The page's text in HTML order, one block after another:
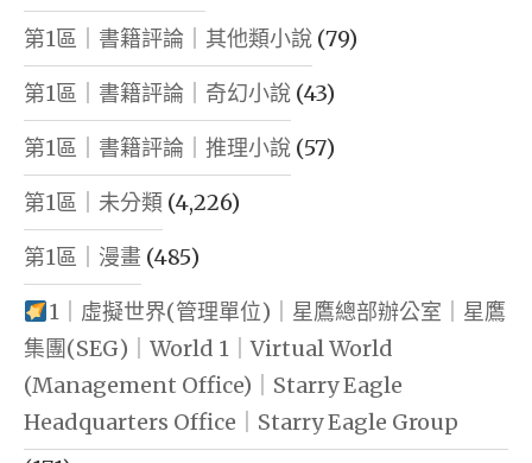
第1區｜書籍評論｜其他類小說 (79)
第1區｜書籍評論｜奇幻小說 (43)
第1區｜書籍評論｜推理小說 (57)
第1區｜未分類 (4,226)
第1區｜漫畫 (485)
1｜虛擬世界(管理單位)｜星鷹總部辦公室｜星鷹
集團(SEG)｜World 1｜Virtual World
(Management Office)｜Starry Eagle
Headquarters Office｜Starry Eagle Group